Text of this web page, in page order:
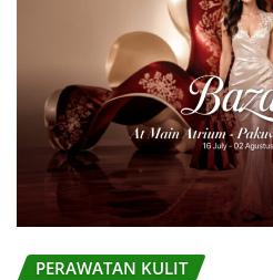
PERAWATAN KULIT